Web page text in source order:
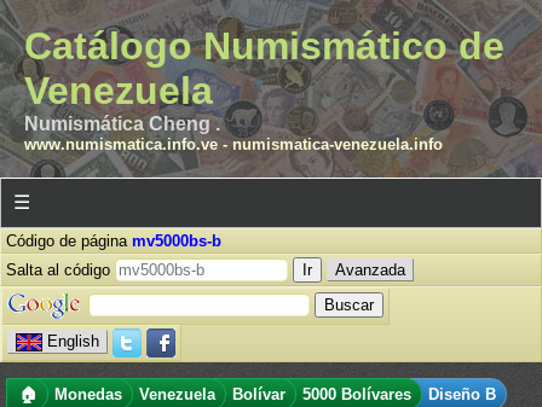
Catálogo Numismático de
Venezuela
Numismática Cheng .
www.numismatica.info.ve- numismatica-venezuela.info
☰
Código de página mv5000bs-b
Salta al código
Avanzada
English
🏠 Monedas Venezuela Bolívar 5000 Bolívares Diseño B